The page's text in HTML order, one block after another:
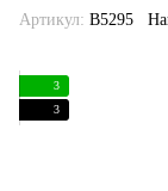
Артикул: B5295
3
3